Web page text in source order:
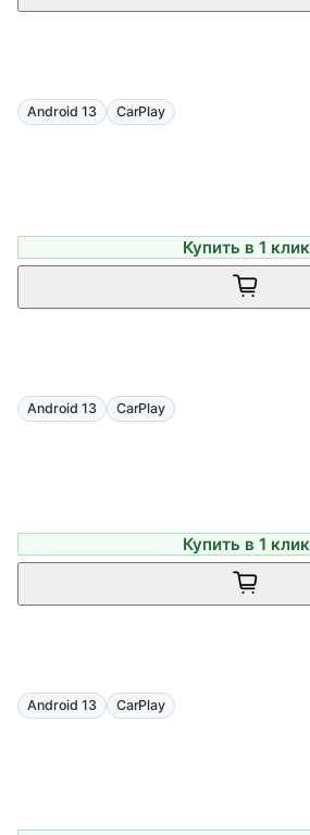
Android 13 CarPlay
Купить в 1 клик
Android 13 CarPlay
Купить в 1 клик
Android 13 CarPlay